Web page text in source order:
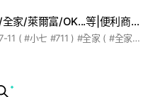
CVS 四大超商【7-11/全家/萊爾富/OK...等|便利商店討論社群】
#超商 討論社群，包括 #7-11 ( #小七 #711 ) #全家 ( #全家便利商店 ) #萊爾富 #OK ...等 #便利商店 資訊都可以討論。